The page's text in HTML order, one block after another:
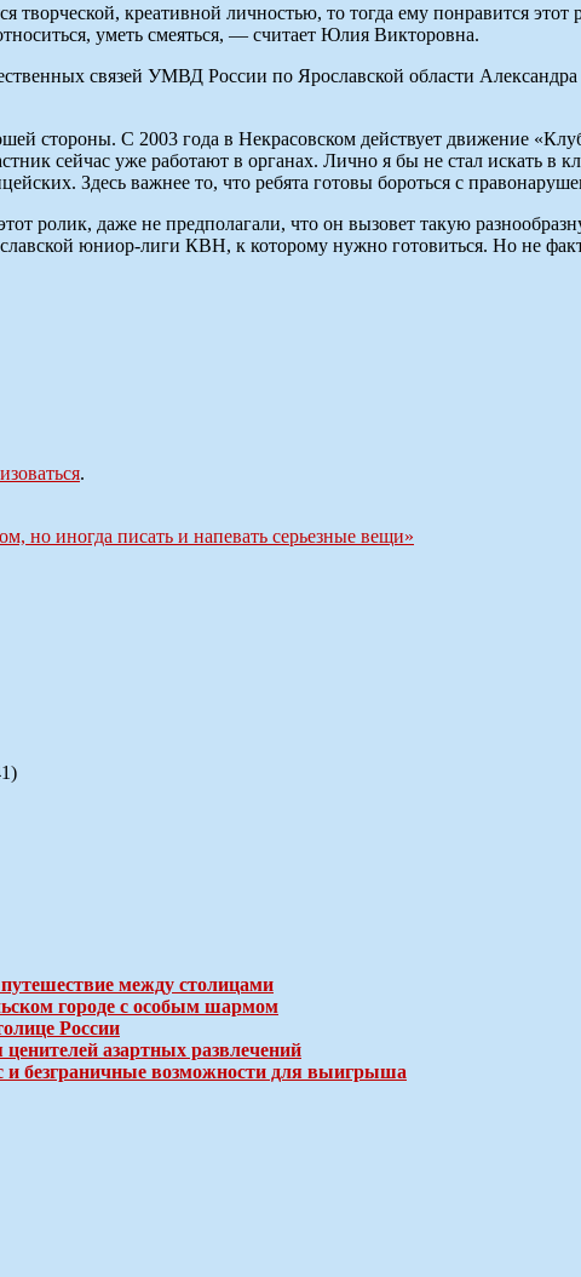
творческой, креативной личностью, то тогда ему понравится
уметь смеяться, — считает Юлия Викторовна.
связей УМВД России по Ярославской области
стороны. С 2003 года в Некрасовском действует движение
сейчас уже работают в органах. Лично я бы не стал искать в
Здесь важнее то, что ребята готовы бороться с
ролик, даже не предполагали, что он вызовет такую
юниор-лиги КВН, к которому нужно готовиться. Но не
.
но иногда писать и напевать серьезные вещи»
между столицами
городе с особым шармом
России
азартных развлечений
и безграничные возможности для выигрыша